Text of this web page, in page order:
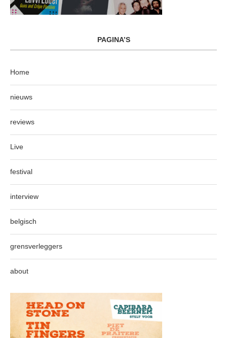
PAGINA’S
Home
nieuws
reviews
Live
festival
interview
belgisch
grensverleggers
about